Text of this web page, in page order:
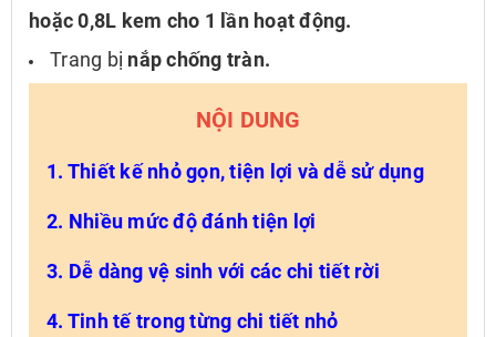
hoặc 0,8L kem cho 1 lần hoạt động.
Trang bị nắp chống tràn.
NỘI DUNG
1. Thiết kế nhỏ gọn, tiện lợi và dễ sử dụng
2. Nhiều mức độ đánh tiện lợi
3. Dễ dàng vệ sinh với các chi tiết rời
4. Tinh tế trong từng chi tiết nhỏ